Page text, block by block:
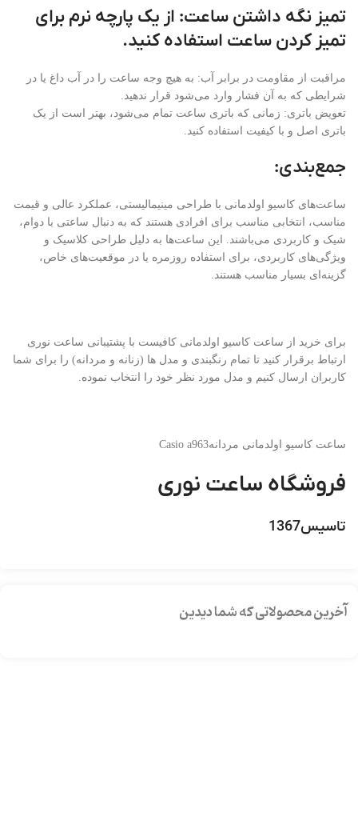
تمیز نگه داشتن ساعت: از یک پارچه نرم برای
تمیز کردن ساعت استفاده کنید.
مراقبت از مقاومت در برابر آب: به هیچ وجه ساعت را در آب داغ یا در
شرایطی که به آن فشار وارد می‌شود قرار ندهید.
تعویض باتری: زمانی که باتری ساعت تمام می‌شود، بهتر است از یک
باتری اصل و با کیفیت استفاده کنید.
جمع‌بندی:
ساعت‌های کاسیو اولدمانی با طراحی مینیمالیستی، عملکرد عالی و قیمت
مناسب، انتخابی مناسب برای افرادی هستند که به دنبال ساعتی با دوام،
شیک و کاربردی می‌باشند. این ساعت‌ها به دلیل طراحی کلاسیک و
ویژگی‌های کاربردی، برای استفاده روزمره یا در موقعیت‌های خاص،
گزینه‌ای بسیار مناسب هستند.
برای خرید از ساعت کاسیو اولدمانی کافیست با پشتیبانی ساعت نوری
ارتباط برقرار کنید تا تمام رنگبندی و مدل ها (زنانه و مردانه) را برای شما
کاربران ارسال کنیم و مدل مورد نظر خود را انتخاب نموده.
ساعت کاسیو اولدمانی مردانهCasio a963
فروشگاه ساعت نوری
تاسیس1367
آخرین محصولاتی که شما دیدین